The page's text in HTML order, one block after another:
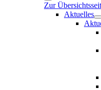
Zur
Aktuelles